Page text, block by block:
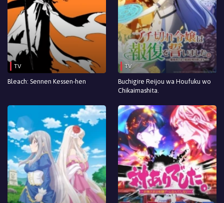
TV
Bleach: Sennen Kessen-hen
TV
Buchigire Reijou wa Houfuku wo
Chikaimashita.